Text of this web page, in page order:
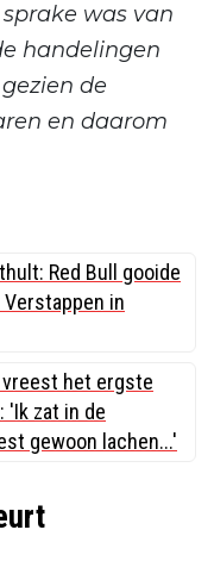
was van
handelingen
de
en daarom
Red Bull gooide
Verstappen in
het ergste
'Ik zat in de
gewoon lachen...'